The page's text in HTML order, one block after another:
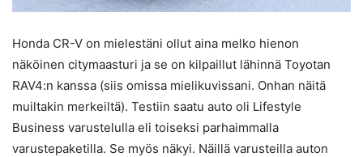
Honda CR-V on mielestäni ollut aina melko hienon
näköinen citymaasturi ja se on kilpaillut lähinnä Toyotan
RAV4:n kanssa (siis omissa mielikuvissani. Onhan näitä
muiltakin merkeiltä). Testiin saatu auto oli Lifestyle
Business varustelulla eli toiseksi parhaimmalla
varustepaketilla. Se myös näkyi. Näillä varusteilla auton